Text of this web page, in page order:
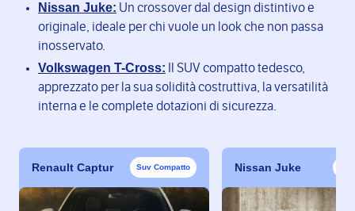
Nissan Juke: Un crossover dal design distintivo e
originale, ideale per chi vuole un look che non passa
inosservato.
Volkswagen T-Cross: Il SUV compatto tedesco,
apprezzato per la sua solidità costruttiva, la versatilità
interna e le complete dotazioni di sicurezza.
Renault Captur Suv Compatto Nissan Juke